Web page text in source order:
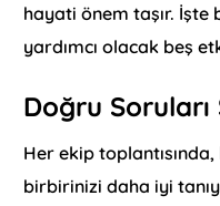
hayati önem taşır. İşte
yardımcı olacak beş
Doğru Soruları
Her ekip
birbirinizi daha iyi